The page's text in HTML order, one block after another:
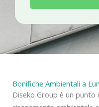
a
c
y
Bonifiche Ambientali a
Diseko Group è un